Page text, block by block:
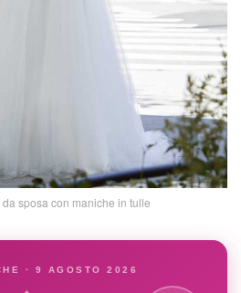
sposa con maniche in tulle
· 9 AGOSTO 2026